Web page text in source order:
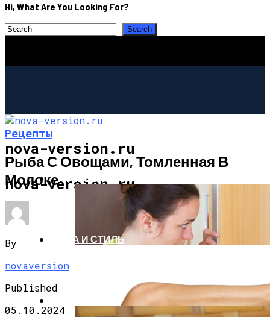
Hi, What Are You Looking For?
nova-version.ru
nova-version.ru
ИНТЕРЕСНОЕ И ПОЗНАВАТЕЛЬНОЕ
МОДА И СТИЛЬ
Рецепты
Рыба С Овощами, Томленная В
Молоке
By
novaversion
Published
05.10.2024